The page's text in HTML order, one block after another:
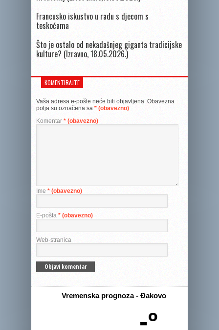
Francusko iskustvo u radu s djecom s
teskoćama
Što je ostalo od nekadašnjeg giganta tradicijske
kulture? (Izravno, 18.05.2026.)
KOMENTIRAJTE
Vaša adresa e-pošte neće biti objavljena. Obavezna
polja su označena sa * (obavezno)
Komentar * (obavezno)
Ime * (obavezno)
E-pošta * (obavezno)
Web-stranica
Vremenska prognoza - Đakovo
-º